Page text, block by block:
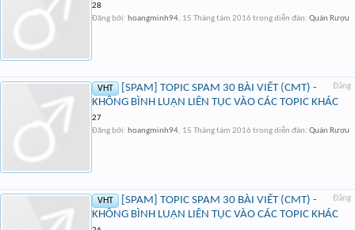
28
Đăng bởi: hoangminh94, 15 Tháng tám 2016 trong diễn đàn: Quán Rượu
Đăng
VHT
[SPAM] TOPIC SPAM 30 BÀI VIẾT (CMT) -
KHÔNG BÌNH LUẬN LIÊN TỤC VÀO CÁC TOPIC KHÁC
27
Đăng bởi: hoangminh94, 15 Tháng tám 2016 trong diễn đàn: Quán Rượu
Đăng
VHT
[SPAM] TOPIC SPAM 30 BÀI VIẾT (CMT) -
KHÔNG BÌNH LUẬN LIÊN TỤC VÀO CÁC TOPIC KHÁC